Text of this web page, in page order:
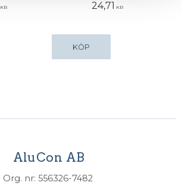
KR 24,71 KR
KÖP
AluCon AB
Org. nr: 556326-7482